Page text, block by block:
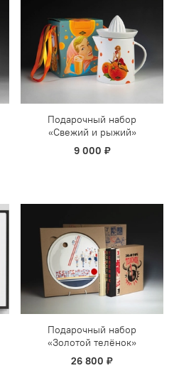
Подарочный набор
«Свежий и рыжий»
9 000 ₽
Подарочный набор
«Золотой телёнок»
26 800 ₽